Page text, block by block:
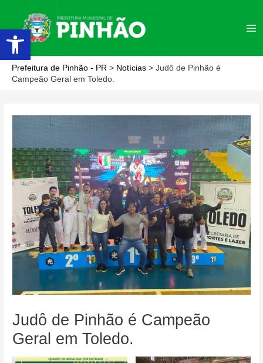
Abrir a barra de ferramentas
conteúdo
Prefeitura de Pinhão - PR > Notícias > Judô de Pinhão é
Campeão Geral em Toledo.
Judô de Pinhão é Campeão
Geral em Toledo.